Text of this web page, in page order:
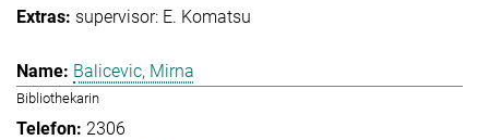
supervisor: E. Komatsu
Balicevic, Mirna
Bibliothekarin
2306